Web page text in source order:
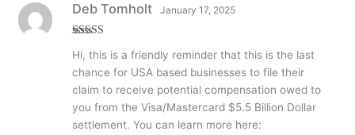
out of
Deb Tomholt January 17, 2025
Hi, this is a friendly reminder that this is the last
chance for USA based businesses to file their
claim to receive potential compensation owed to
you from the Visa/Mastercard $5.5 Billion Dollar
settlement. You can learn more here: